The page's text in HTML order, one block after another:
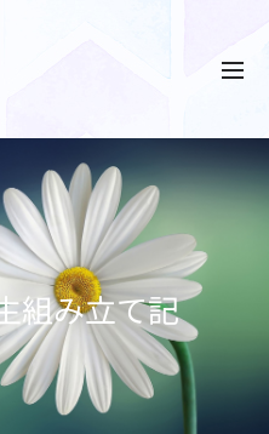
組み立て記